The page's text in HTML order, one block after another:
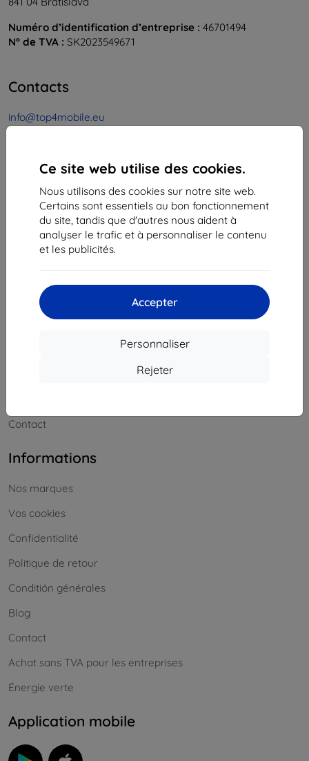
Ce site web utilise des cookies.
Nous utilisons des cookies sur notre site web.
Certains sont essentiels au bon fonctionnement
du site, tandis que d'autres nous aident à
analyser le trafic et à personnaliser le contenu
et les publicités.
Accepter
Personnaliser
Rejeter
Numéro d’identification d’entreprise : 46701494
N° de TVA : SK2023549671
Contacts
info@top4mobile.eu
Du lundi au vendredi :
8h00 – 16h00
Samedi et dimanche :
Hors ligne
Livraison & paiement
Contact
Informations
Nos marques
Vos cookies
Confidentialité
Politique de retour
Conditión générales
Blog
Contact
Achat sans TVA pour les entreprises
Énergie verte
Application mobile